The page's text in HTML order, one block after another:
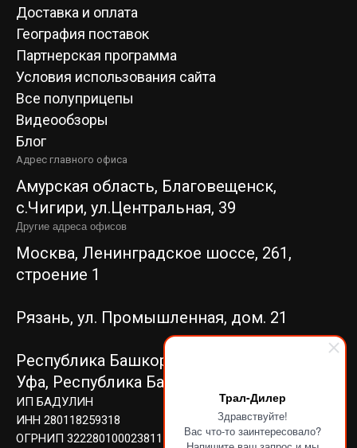
Трал-Дилер
Здравствуйте!
Вас что-то заинтересовало?
Доставка и оплата
География поставок
Партнерская программа
Условия использования сайта
Все полуприцепы
Видеообзоры
Блог
Адрес главного офиса
Амурская область, Благовещенск,
c.Чигири, ул.Центральная, 39
Другие адреса офисов
Москва, Ленинградское шоссе, 261,
строение 1
Рязань, ул. Промышленная, дом. 21
Республика Башкортостан, г.
Уфа, Республика Башкортостан, г. Уфа,
ИП БАДУЛИН
ИНН 280118259318
ОГРНИП 322280100023811